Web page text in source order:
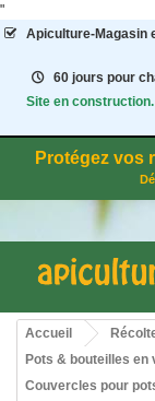
"
Apiculture-Magasin
60 jours pour
Site en
Protégez vos
Accueil
Pots & bouteilles
Couvercles pour